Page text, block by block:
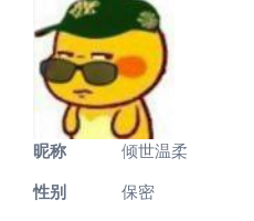
昵称
倾世温柔
性别
保密